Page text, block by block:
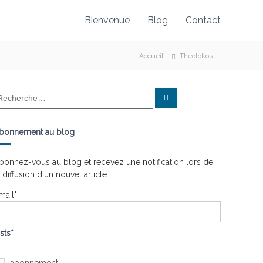
Bienvenue Blog Contact
Accueil Theotokos
R
c
r
au blog
vous au blog et recevez une notification lors de
diffusion d'un nouvel article